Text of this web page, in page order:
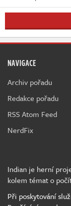
NAVIGACE
Archiv pořadu
Redakce pořadu
RSS Atom Feed
NerdFix
Indian je herní
kolem témat o
Při poskytování